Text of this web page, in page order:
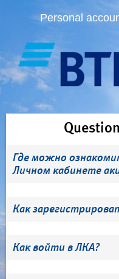
Personal
Где можно
Личном кабинете
Как
Как войти в ЛКА?